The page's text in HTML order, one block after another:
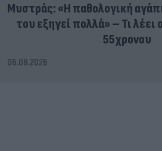
Μυστράς: «Η παθολογική
του εξηγεί πολλά» – Τι λέει
55χρονου
06.08.2026